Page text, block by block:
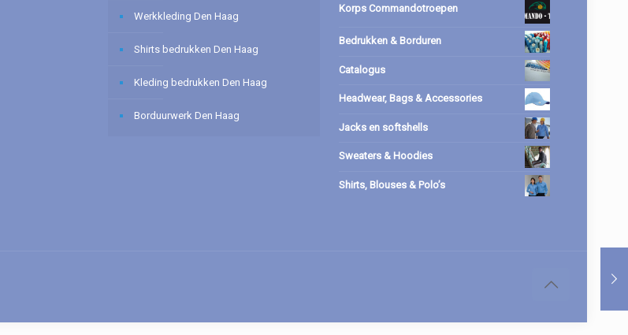
Werkkleding Den Haag
Shirts bedrukken Den Haag
Kleding bedrukken Den Haag
Borduurwerk Den Haag
Korps Commandotroepen
Bedrukken & Borduren
Catalogus
Headwear, Bags & Accessories
Jacks en softshells
Sweaters & Hoodies
Shirts, Blouses & Polo’s